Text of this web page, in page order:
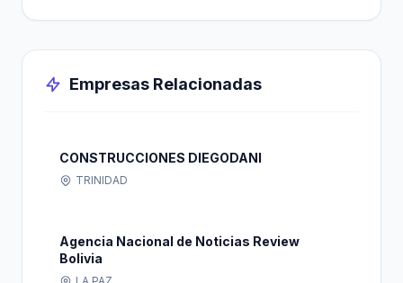
Empresas Relacionadas
CONSTRUCCIONES DIEGODANI
TRINIDAD
Agencia Nacional de Noticias Review
Bolivia